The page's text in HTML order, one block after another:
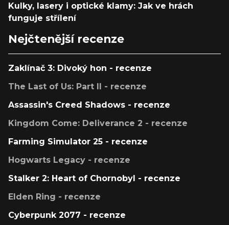
Kulky, lasery i optické klamy: Jak ve hrách
funguje střílení
Nejčtenější recenze
Zaklínač 3: Divoký hon - recenze
The Last of Us: Part II - recenze
Assassin's Creed Shadows - recenze
Kingdom Come: Deliverance 2 - recenze
Farming Simulator 25 - recenze
Hogwarts Legacy - recenze
Stalker 2: Heart of Chornobyl - recenze
Elden Ring - recenze
Cyberpunk 2077 - recenze